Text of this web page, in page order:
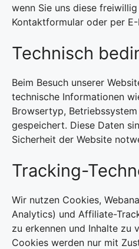
wenn Sie uns diese
Kontaktformular oder per
Technisch
Beim Besuch unserer
technische Informationen
Browsertyp,
gespeichert. Diese Daten
Sicherheit der Website
Tracking-
Wir nutzen Cookies,
Analytics) und Affiliate-
zu erkennen und Inhalte zu
Cookies werden nur mit